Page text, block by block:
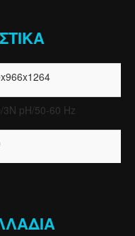
3N pH/50-60 Hz